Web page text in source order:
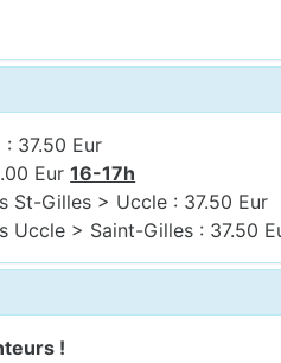
: 37.50 Eur
Eur16-17h
St-Gilles > Uccle : 37.50 Eur
Uccle > Saint-Gilles : 37.50
!